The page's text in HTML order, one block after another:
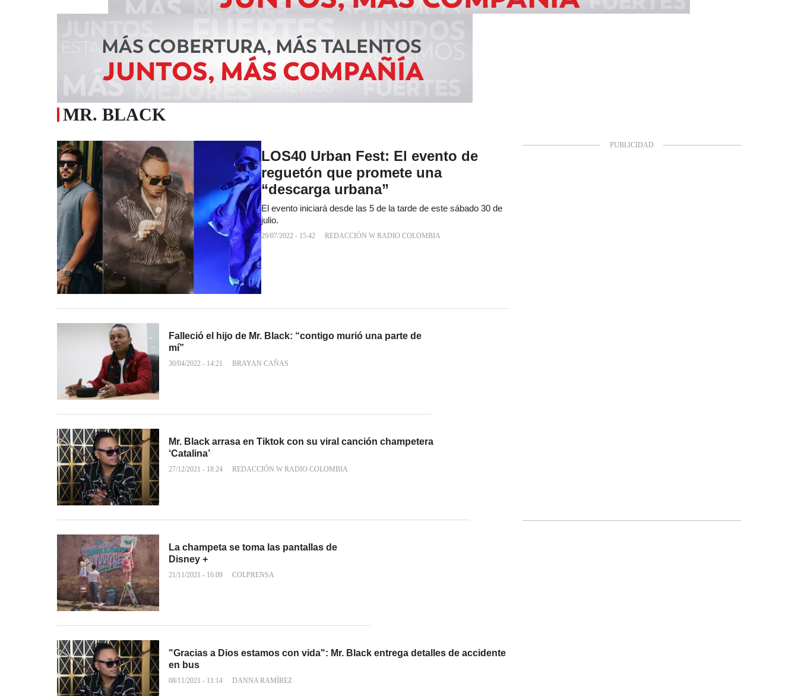
MR. BLACK
LOS40 Urban Fest: El evento de
reguetón que promete una
“descarga urbana”
El evento iniciará desde las 5 de la tarde de este sábado 30 de
julio.
29/07/2022 - 15:42 REDACCIÓN W RADIO COLOMBIA
Falleció el hijo de Mr. Black: “contigo murió una parte de
mí”
30/04/2022 - 14:21 BRAYAN CAÑAS
Mr. Black arrasa en Tiktok con su viral canción champetera
‘Catalina’
27/12/2021 - 18:24 REDACCIÓN W RADIO COLOMBIA
La champeta se toma las pantallas de
Disney +
21/11/2021 - 16:09 COLPRENSA
"Gracias a Dios estamos con vida": Mr. Black entrega detalles de accidente
en bus
08/11/2021 - 11:14 DANNA RAMÍREZ